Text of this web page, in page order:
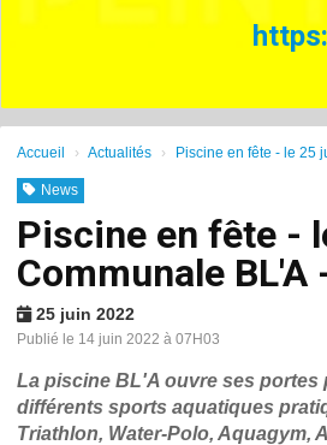
Accueil Actualités Piscine en fête - le 25
News
Piscine en fête -
Communale BL'A
25 juin 2022
Publié le 14 juin 2022 à 07H03
La piscine BL'A ouvre ses
différents sports aquatiques
Triathlon, Water-Polo, Aquagym,